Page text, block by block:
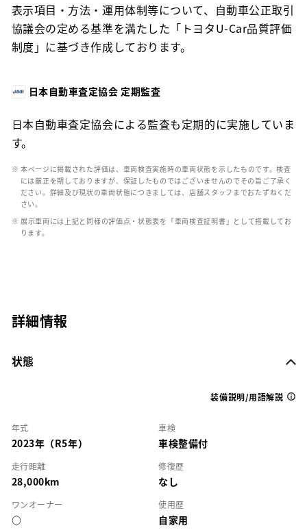
表示項目・方法・運用体制等について、自動車公正取引
協議会の定める基準を満たした「トヨタU-Car品質評価
制度」に基づき作成しております。
日本自動車査定協会 定期監査
日本自動車査定協会による監査も定期的に実施していま
す。
※ 本ページに掲載された評価は、車両検査実施時の車両状態を示したものです。検査
には厳正を期しておりますが、保証したものではございませんのでその旨ご了承く
ださい。詳細及び現状の車両状態につきましては、店舗スタッフまでおたずねくだ
さい。
※ 展示車両には上記と同様の評価点・状態表を「車両検査証明書」として搭載してお
ります。
詳細情報
状態
装備説明/用語解説
年式
2023年（R5年）
車検
車検整備付
走行距離
28,000km
修復歴
なし
ワンオーナー
○
使用歴
自家用